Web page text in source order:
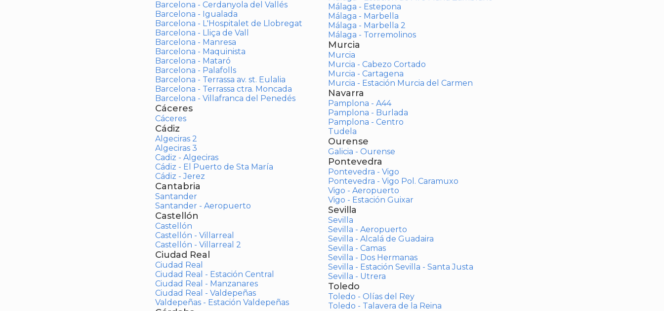
Barcelona - Cerdanyola del Vallés
Barcelona - Igualada
Barcelona - L'Hospitalet de Llobregat
Barcelona - Lliça de Vall
Barcelona - Manresa
Barcelona - Maquinista
Barcelona - Mataró
Barcelona - Palafolls
Barcelona - Terrassa av. st. Eulalia
Barcelona - Terrassa ctra. Moncada
Barcelona - Villafranca del Penedés
Cáceres
Cáceres
Cádiz
Algeciras 2
Algeciras 3
Cadiz - Algeciras
Cádiz - El Puerto de Sta María
Cádiz - Jerez
Cantabria
Santander
Santander - Aeropuerto
Castellón
Castellón
Castellón - Villarreal
Castellón - Villarreal 2
Ciudad Real
Ciudad Real
Ciudad Real - Estación Central
Ciudad Real - Manzanares
Ciudad Real - Valdepeñas
Valdepeñas - Estación Valdepeñas
Málaga - Estepona
Málaga - Marbella
Málaga - Marbella 2
Málaga - Torremolinos
Murcia
Murcia
Murcia - Cabezo Cortado
Murcia - Cartagena
Murcia - Estación Murcia del Carmen
Navarra
Pamplona - A44
Pamplona - Burlada
Pamplona - Centro
Tudela
Ourense
Galicia - Ourense
Pontevedra
Pontevedra - Vigo
Pontevedra - Vigo Pol. Caramuxo
Vigo - Aeropuerto
Vigo - Estación Guixar
Sevilla
Sevilla
Sevilla - Aeropuerto
Sevilla - Alcalá de Guadaira
Sevilla - Camas
Sevilla - Dos Hermanas
Sevilla - Estación Sevilla - Santa Justa
Sevilla - Utrera
Toledo
Toledo - Olías del Rey
Toledo - Talavera de la Reina